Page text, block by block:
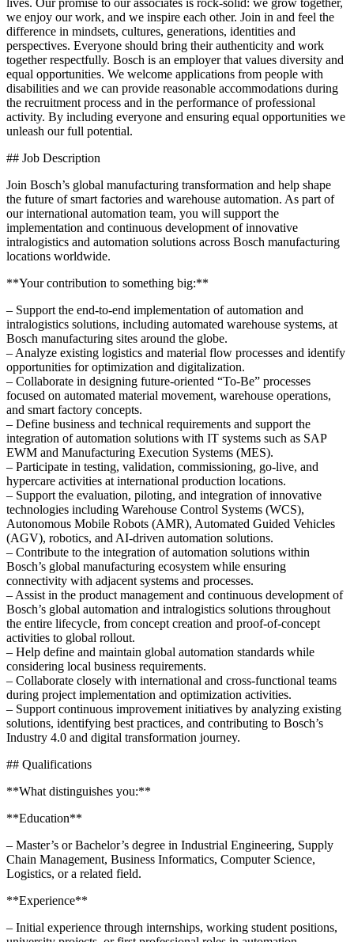
lives. Our promise to our associates is rock-solid: we grow together,
we enjoy our work, and we inspire each other. Join in and feel the
difference in mindsets, cultures, generations, identities and
perspectives. Everyone should bring their authenticity and work
together respectfully. Bosch is an employer that values diversity and
equal opportunities. We welcome applications from people with
disabilities and we can provide reasonable accommodations during
the recruitment process and in the performance of professional
activity. By including everyone and ensuring equal opportunities we
unleash our full potential.
## Job Description
Join Bosch’s global manufacturing transformation and help shape
the future of smart factories and warehouse automation. As part of
our international automation team, you will support the
implementation and continuous development of innovative
intralogistics and automation solutions across Bosch manufacturing
locations worldwide.
**Your contribution to something big:**
– Support the end-to-end implementation of automation and
intralogistics solutions, including automated warehouse systems, at
Bosch manufacturing sites around the globe.
– Analyze existing logistics and material flow processes and identify
opportunities for optimization and digitalization.
– Collaborate in designing future-oriented “To-Be” processes
focused on automated material movement, warehouse operations,
and smart factory concepts.
– Define business and technical requirements and support the
integration of automation solutions with IT systems such as SAP
EWM and Manufacturing Execution Systems (MES).
– Participate in testing, validation, commissioning, go-live, and
hypercare activities at international production locations.
– Support the evaluation, piloting, and integration of innovative
technologies including Warehouse Control Systems (WCS),
Autonomous Mobile Robots (AMR), Automated Guided Vehicles
(AGV), robotics, and AI-driven automation solutions.
– Contribute to the integration of automation solutions within
Bosch’s global manufacturing ecosystem while ensuring
connectivity with adjacent systems and processes.
– Assist in the product management and continuous development of
Bosch’s global automation and intralogistics solutions throughout
the entire lifecycle, from concept creation and proof-of-concept
activities to global rollout.
– Help define and maintain global automation standards while
considering local business requirements.
– Collaborate closely with international and cross-functional teams
during project implementation and optimization activities.
– Support continuous improvement initiatives by analyzing existing
solutions, identifying best practices, and contributing to Bosch’s
Industry 4.0 and digital transformation journey.
## Qualifications
**What distinguishes you:**
**Education**
– Master’s or Bachelor’s degree in Industrial Engineering, Supply
Chain Management, Business Informatics, Computer Science,
Logistics, or a related field.
**Experience**
– Initial experience through internships, working student positions,